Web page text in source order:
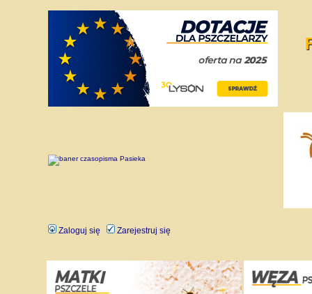
Zaloguj się Zarejestruj się